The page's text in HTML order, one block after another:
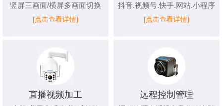
竖屏三画面/横屏多画面切换
[点击查看详情]
抖音.视频号.快手.网站.小程序
[点击查看详情]
直播视频加工 远程控制管理